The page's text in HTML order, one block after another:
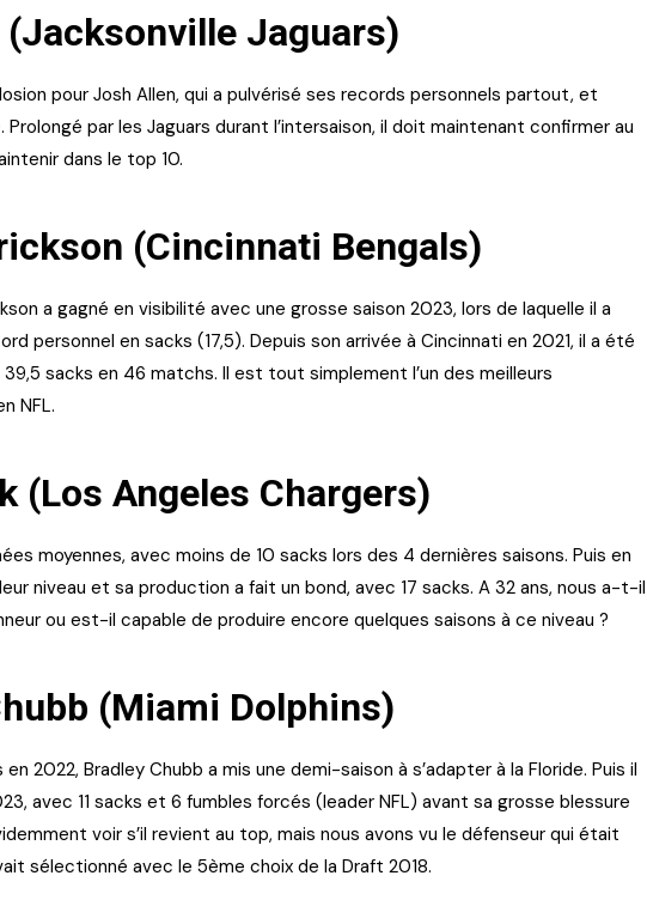
Jaguars)
pour Josh Allen, qui a pulvérisé ses records personnels partout, et
par les Jaguars durant l’intersaison, il doit maintenant confirmer au
dans le top 10.
(Cincinnati Bengals)
a gagné en visibilité avec une grosse saison 2023, lors de laquelle il a
personnel en sacks (17,5). Depuis son arrivée à Cincinnati en 2021, il a été
sacks en 46 matchs. Il est tout simplement l’un des meilleurs
NFL.
(Los Angeles Chargers)
moyennes, avec moins de 10 sacks lors des 4 dernières saisons. Puis en
niveau et sa production a fait un bond, avec 17 sacks. A 32 ans, nous a-t-il
ou est-il capable de produire encore quelques saisons à ce niveau ?
(Miami Dolphins)
2022, Bradley Chubb a mis une demi-saison à s’adapter à la Floride. Puis il
avec 11 sacks et 6 fumbles forcés (leader NFL) avant sa grosse blessure
voir s’il revient au top, mais nous avons vu le défenseur qui était
sélectionné avec le 5ème choix de la Draft 2018.